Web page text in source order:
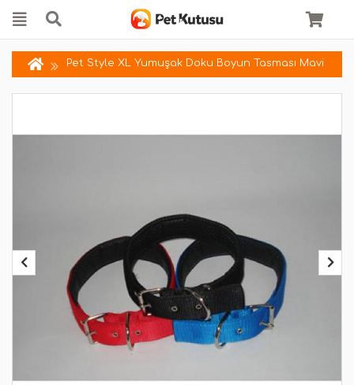
Pet Style XL Yumuşak Doku Boyun Tasması Mavi